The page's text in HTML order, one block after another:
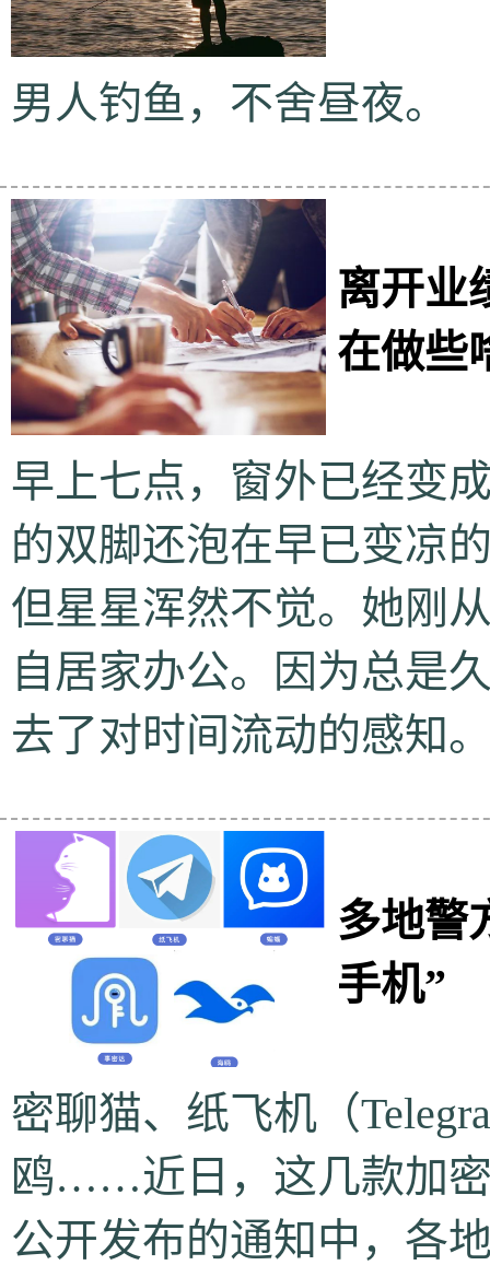
男人钓鱼，不舍昼夜。
离开业
在做些
早上七点，窗外已经变
的双脚还泡在早已变凉
但星星浑然不觉。她刚
自居家办公。因为总是
去了对时间流动的感知
多地警
手机”
密聊猫、纸飞机（
鸥……近日，这几款加
公开发布的通知中，各